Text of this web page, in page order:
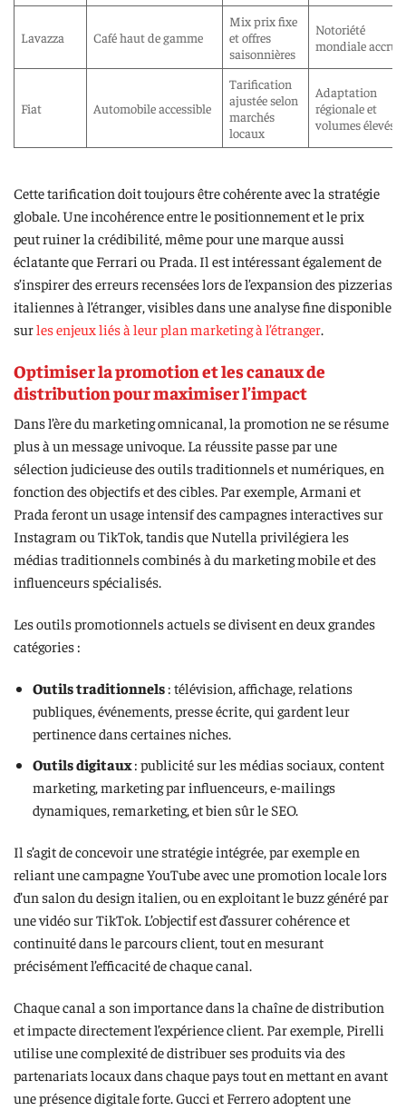
Lavazza Café haut de gamme
Mix prix fixe
et offres
saisonnières
Notoriété
mondiale accrue
Fiat Automobile accessible
Tarification
ajustée selon
marchés
locaux
Adaptation
régionale et
volumes élevés
Cette tarification doit toujours être cohérente avec la stratégie
globale. Une incohérence entre le positionnement et le prix
peut ruiner la crédibilité, même pour une marque aussi
éclatante que Ferrari ou Prada. Il est intéressant également de
s’inspirer des erreurs recensées lors de l’expansion des pizzerias
italiennes à l’étranger, visibles dans une analyse fine disponible
surles enjeux liés à leur plan marketing à l’étranger
Optimiser la promotion et les canaux de
distribution pour maximiser l’impact
Dans l’ère du marketing omnicanal, la promotion ne se résume
plus à un message univoque. La réussite passe par une
sélection judicieuse des outils traditionnels et numériques, en
fonction des objectifs et des cibles. Par exemple, Armani et
Prada feront un usage intensif des campagnes interactives sur
Instagram ou TikTok, tandis que Nutella privilégiera les
médias traditionnels combinés à du marketing mobile et des
influenceurs spécialisés.
Les outils promotionnels actuels se divisent en deux grandes
catégories :
Outils traditionnels: télévision, affichage, relations
publiques, événements, presse écrite, qui gardent leur
pertinence dans certaines niches.
Outils digitaux: publicité sur les médias sociaux, content
marketing, marketing par influenceurs, e-mailings
dynamiques, remarketing, et bien sûr le SEO.
Il s’agit de concevoir une stratégie intégrée, par exemple en
reliant une campagne YouTube avec une promotion locale lors
d’un salon du design italien, ou en exploitant le buzz généré par
une vidéo sur TikTok. L’objectif est d’assurer cohérence et
continuité dans le parcours client, tout en mesurant
précisément l’efficacité de chaque canal.
Chaque canal a son importance dans la chaîne de distribution
et impacte directement l’expérience client. Par exemple, Pirelli
utilise une complexité de distribuer ses produits via des
partenariats locaux dans chaque pays tout en mettant en avant
une présence digitale forte. Gucci et Ferrero adoptent une